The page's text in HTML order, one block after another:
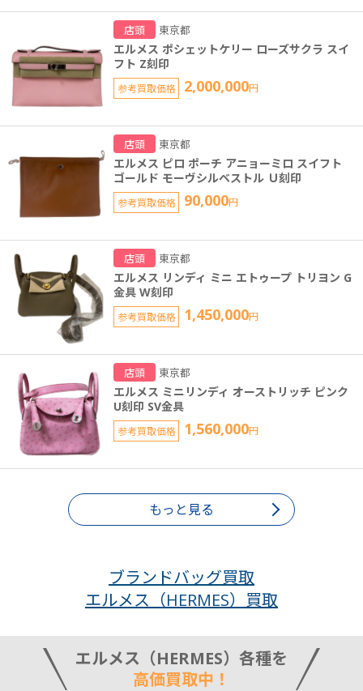
店頭 東京都
エルメス ポシェットケリー ローズサクラ スイ
フト Z刻印
参考買取価格 2,000,000円
店頭 東京都
エルメス ピロ ポーチ アニョーミロ スイフト
ゴールド モーヴシルベストル Ｕ刻印
参考買取価格 90,000円
店頭 東京都
エルメス リンディ ミニ エトゥープ トリヨン G
金具 W刻印
参考買取価格 1,450,000円
店頭 東京都
エルメス ミニリンディ オーストリッチ ピンク
U刻印 SV金具
参考買取価格 1,560,000円
もっと見る
ブランドバッグ買取
エルメス（HERMES）買取
エルメス（HERMES）各種を
高価買取中！